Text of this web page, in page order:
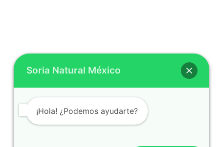
Soria Natural México
¡Hola! ¿Podemos ayudarte?